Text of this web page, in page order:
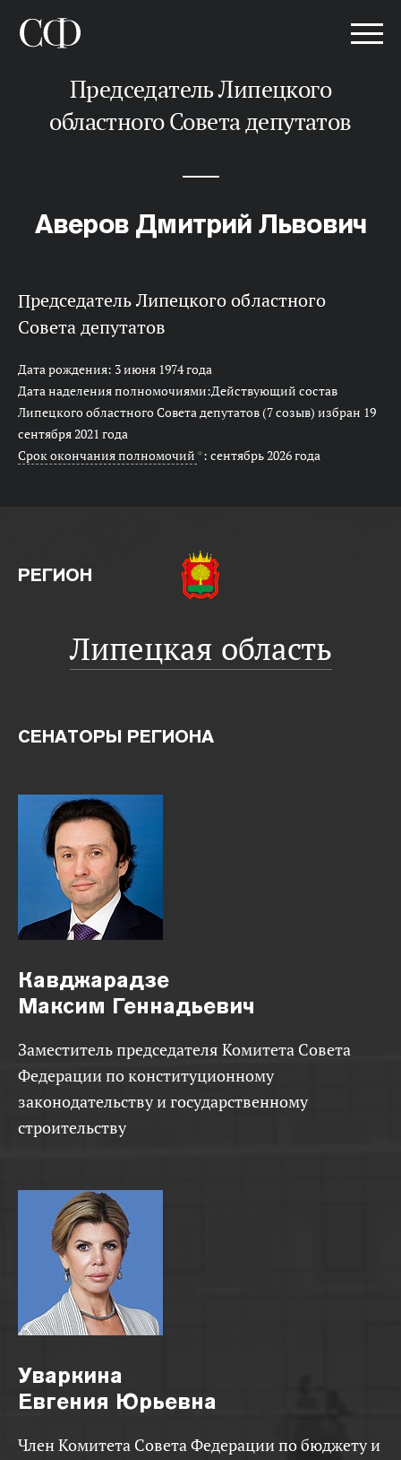
Председатель Липецкого
областного Совета депутатов
Аверов Дмитрий Львович
Председатель Липецкого областного
Совета депутатов
Дата рождения: 3 июня 1974 года
Дата наделения полномочиями:Действующий состав
Липецкого областного Совета депутатов (7 созыв) избран 19
сентября 2021 года
Срок окончания полномочий *: сентябрь 2026 года
РЕГИОН
Липецкая область
СЕНАТОРЫ РЕГИОНА
Кавджарадзе
Максим Геннадьевич
Заместитель председателя Комитета Совета
Федерации по конституционному
законодательству и государственному
строительству
Уваркина
Евгения Юрьевна
Член Комитета Совета Федерации по бюджету и